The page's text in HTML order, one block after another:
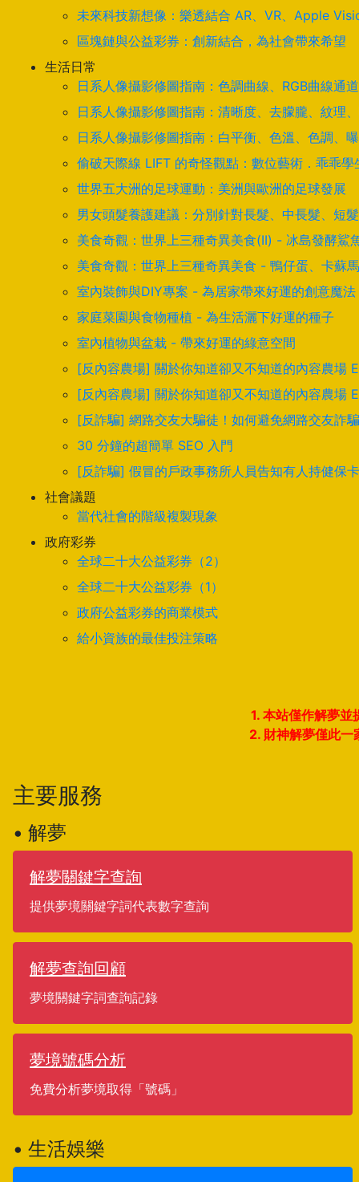
未來科技新想像：樂透結合 AR、VR、Apple
區塊鏈與公益彩券：創新結合，為社會帶來希望
生活日常
日系人像攝影修圖指南：色調曲線、RGB曲線通
日系人像攝影修圖指南：清晰度、去朦朧、紋理
日系人像攝影修圖指南：白平衡、色溫、色調、
偷破天際線 LIFT 的奇怪觀點：數位藝術．乖乖學
世界五大洲的足球運動：美洲與歐洲的足球發展
男女頭髮養護建議：分別針對長髮、中長髮、短
美食奇觀：世界上三種奇異美食(II) - 冰島發酵鯊
美食奇觀：世界上三種奇異美食 - 鴨仔蛋、卡蘇
室內裝飾與DIY專案 - 為居家帶來好運的創意魔法
家庭菜園與食物種植 - 為生活灑下好運的種子
室內植物與盆栽 - 帶來好運的綠意空間
[反內容農場] 關於你知道卻又不知道的內容農場
[反內容農場] 關於你知道卻又不知道的內容農場
[反詐騙] 網路交友大騙徒！如何避免網路交友詐
30 分鐘的超簡單 SEO 入門
[反詐騙] 假冒的戶政事務所人員告知有人持健保
社會議題
當代社會的階級複製現象
政府彩券
全球二十大公益彩券（2）
全球二十大公益彩券（1）
政府公益彩券的商業模式
給小資族的最佳投注策略
1. 本站僅作解夢並
2. 財神解夢僅此一
主要服務
• 解夢
解夢關鍵字查詢
提供夢境關鍵字詞代表數字查詢
解夢查詢回顧
夢境關鍵字詞查詢記錄
夢境號碼分析
免費分析夢境取得「號碼」
• 生活娛樂